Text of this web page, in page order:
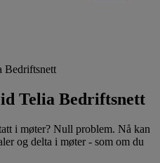
Bedriftsnett
Telia Bedriftsnett
i møter? Null problem. Nå kan
og delta i møter - som om du